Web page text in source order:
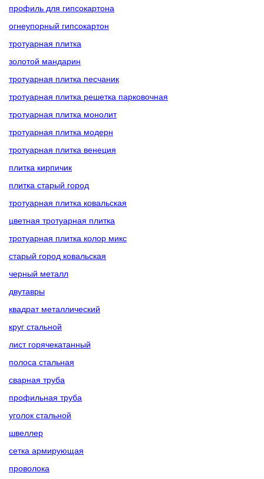
профиль для гипсокартона
огнеупорный гипсокартон
тротуарная плитка
золотой мандарин
тротуарная плитка песчаник
тротуарная плитка решетка парковочная
тротуарная плитка монолит
тротуарная плитка модерн
тротуарная плитка венеция
плитка кирпичик
плитка старый город
тротуарная плитка ковальская
цветная тротуарная плитка
тротуарная плитка колор микс
старый город ковальская
черный металл
двутавры
квадрат металлический
круг стальной
лист горячекатанный
полоса стальная
сварная труба
профильная труба
уголок стальной
швеллер
сетка армирующая
проволока